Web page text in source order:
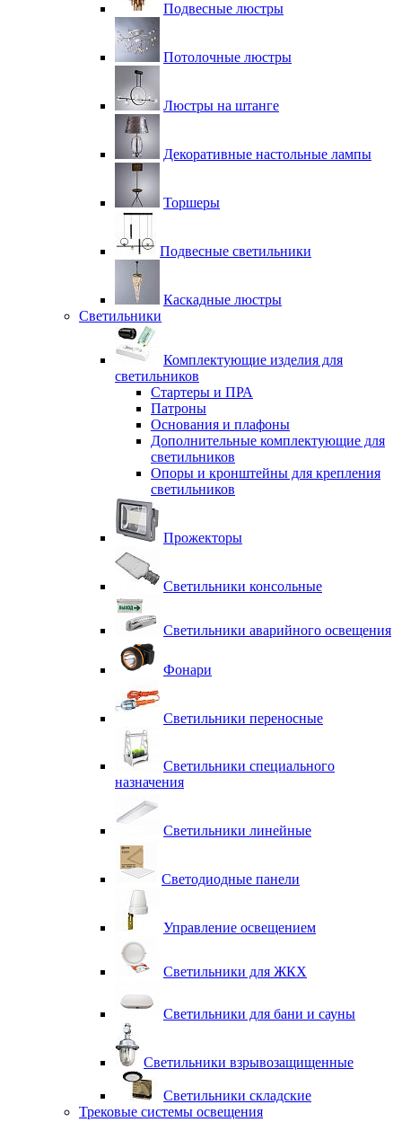
Подвесные люстры
Потолочные люстры
Люстры на штанге
Декоративные настольные лампы
Торшеры
Подвесные светильники
Каскадные люстры
Светильники
Комплектующие изделия для
светильников
Стартеры и ПРА
Патроны
Основания и плафоны
Дополнительные комплектующие для
светильников
Опоры и кронштейны для крепления
светильников
Прожекторы
Светильники консольные
Светильники аварийного освещения
Фонари
Светильники переносные
Светильники специального
назначения
Светильники линейные
Светодиодные панели
Управление освещением
Светильники для ЖКХ
Светильники для бани и сауны
Светильники взрывозащищенные
Светильники складские
Трековые системы освещения